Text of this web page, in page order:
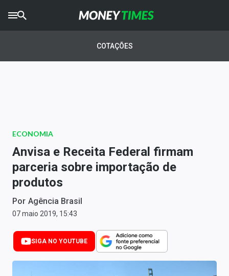
AGROTIMES
Newsletters
Money Trader
Anuncie
Últimas Notícias
Newsletters
Cotações
COTAÇÕES
ECONOMIA
Anvisa e Receita Federal firmam
parceria sobre importação de
produtos
Por Agência Brasil
07 maio 2019, 15:43
SIGA NO YOUTUBE